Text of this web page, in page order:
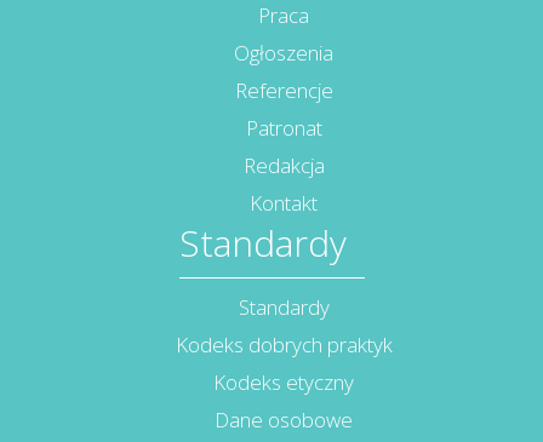
Praca
Ogłoszenia
Referencje
Patronat
Redakcja
Kontakt
Standardy
Standardy
Kodeks dobrych praktyk
Kodeks etyczny
Dane osobowe